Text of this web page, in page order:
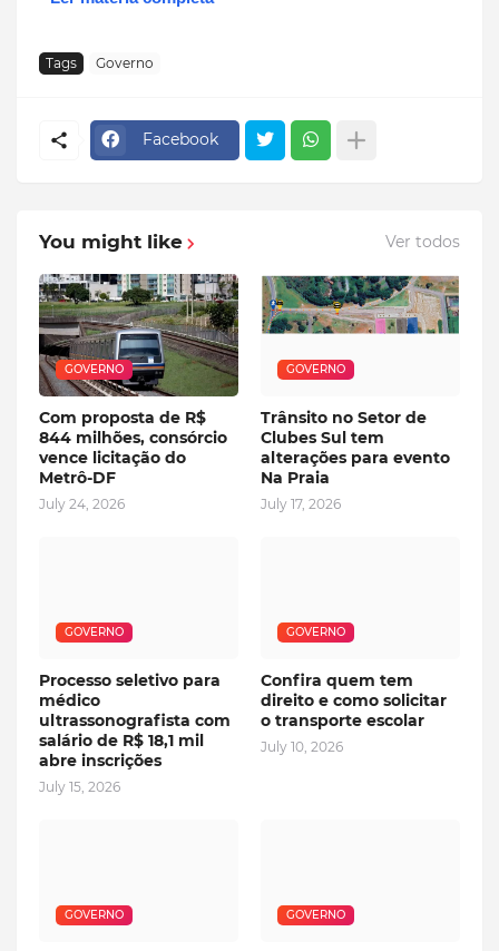
Tags Governo
Facebook
You might like Ver todos
GOVERNO
Com proposta de R$
844 milhões, consórcio
vence licitação do
Metrô-DF
July 24, 2026
GOVERNO
Trânsito no Setor de
Clubes Sul tem
alterações para evento
Na Praia
July 17, 2026
GOVERNO
Processo seletivo para
médico
ultrassonografista com
salário de R$ 18,1 mil
abre inscrições
July 15, 2026
GOVERNO
Confira quem tem
direito e como solicitar
o transporte escolar
July 10, 2026
GOVERNO GOVERNO